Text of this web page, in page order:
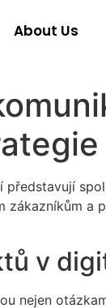
About Us
v
nejen